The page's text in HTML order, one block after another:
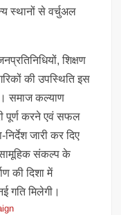
स्थानों से वर्चुअल
शिक्षण
की उपस्थिति इस
समाज कल्याण
पूर्ण करने एवं सफल
जारी कर दिए
सामूहिक संकल्प के
की दिशा में
गति मिलेगी।